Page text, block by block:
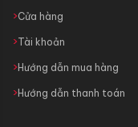
Cửa hàng
Tài khoản
Hướng dẫn mua hàng
Hướng dẫn thanh toán